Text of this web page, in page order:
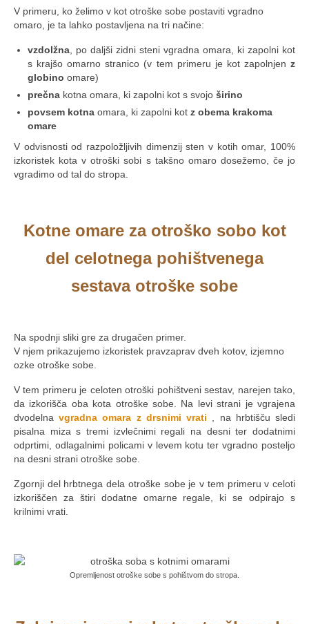
V primeru, ko želimo v kot otroške sobe postaviti vgradno
omaro, je ta lahko postavljena na tri načine:
vzdolžna , po daljši zidni steni vgradna omara, ki zapolni kot
s krajšo omarno stranico (v tem primeru je kot zapolnjen z
globino omare)
prečna kotna omara, ki zapolni kot s svojo širino
povsem kotna omara, ki zapolni kot z obema krakoma
omare
V odvisnosti od razpoložljivih dimenzij sten v kotih omar, 100%
izkoristek kota v otroški sobi s takšno omaro dosežemo, če jo
vgradimo od tal do stropa.
Kotne omare za otroško sobo kot
del celotnega pohištvenega
sestava otroške sobe
Na spodnji sliki gre za drugačen primer.
V njem prikazujemo izkoristek pravzaprav dveh kotov, izjemno
ozke otroške sobe.
V tem primeru je celoten otroški pohištveni sestav, narejen tako,
da izkorišča oba kota otroške sobe. Na levi strani je vgrajena
dvodelnavgradna omara z drsnimi vrati , na hrbtišču sledi
pisalna miza s tremi izvlečnimi regali na desni ter dodatnimi
odprtimi, odlagalnimi policami v levem kotu ter vgradno posteljo
na desni strani otroške sobe.
Zgornji del hrbtnega dela otroške sobe je v tem primeru v celoti
izkoriščen za štiri dodatne omarne regale, ki se odpirajo s
krilnimi vrati.
Opremljenost otroške sobe s pohištvom do stropa.